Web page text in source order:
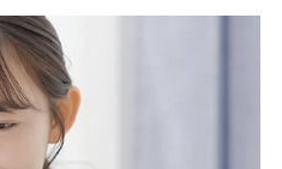
浦安 …
ンションを購入】不動産登記